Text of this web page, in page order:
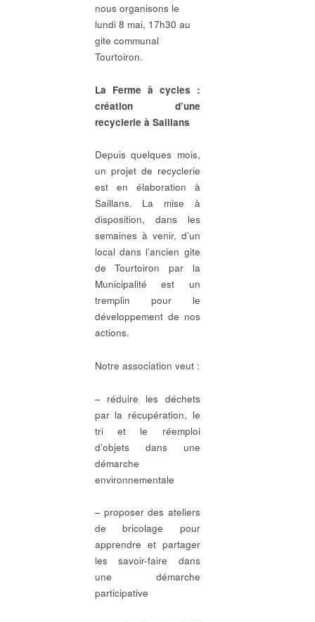
nous organisons le
lundi 8 mai, 17h30 au
gite communal
Tourtoiron.
La Ferme à cycles :
création d’une
recyclerie à Saillans
Depuis quelques mois,
un projet de recyclerie
est en élaboration à
Saillans. La mise à
disposition, dans les
semaines à venir, d’un
local dans l’ancien gite
de Tourtoiron par la
Municipalité est un
tremplin pour le
développement de nos
actions.
Notre association veut :
– réduire les déchets
par la récupération, le
tri et le réemploi
d’objets dans une
démarche
environnementale
– proposer des ateliers
de bricolage pour
apprendre et partager
les savoir-faire dans
une démarche
participative